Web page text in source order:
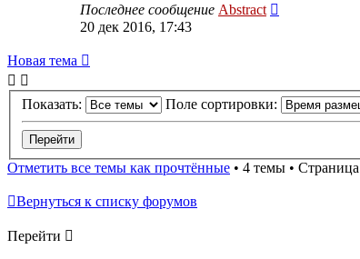
Последнее сообщение Abstract
20 дек 2016, 17:43
Новая тема
Показать: Поле сортировки:
Отметить все темы как прочтённые • 4 темы • Страница
Вернуться к списку форумов
Перейти